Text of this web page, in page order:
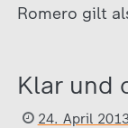
Romero gilt
Klar und
24. April 2013